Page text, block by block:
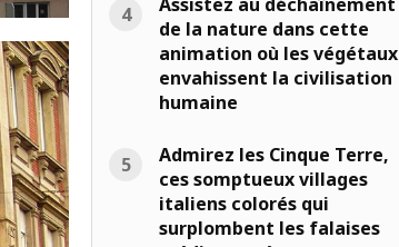
de la nature dans cette
animation où les végétaux
envahissent la civilisation
humaine
Admirez les Cinque Terre,
ces somptueux villages
italiens colorés qui
surplombent les falaises